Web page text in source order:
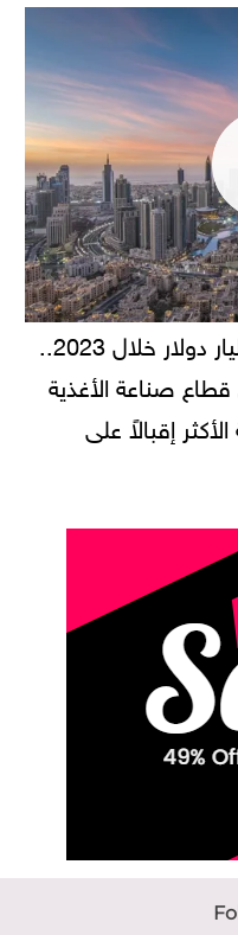
حجم استثمارات يصل لـ 94 مليار دولار خلال 2023..
صناعة الأغذية
إقبالاً على